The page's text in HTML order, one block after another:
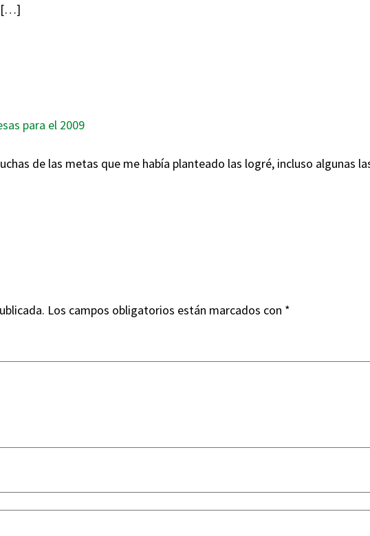
[…]
para el 2009
de las metas que me había planteado las logré, incluso algunas
Los campos obligatorios están marcados con *